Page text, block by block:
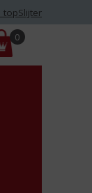
topSlijter
0